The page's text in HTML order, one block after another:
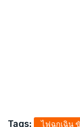
Tags: ไฟฉุกเฉิน